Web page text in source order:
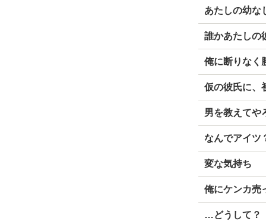
あたしの幼な
誰かあたしの
俺に断りなく
仮の彼氏に、
男を教えてや
なんでアイツ
変な気持ち
俺にケンカ売
…どうして？